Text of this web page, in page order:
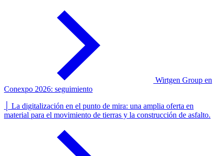
Wirtgen Group en
Conexpo 2026: seguimiento
│ La digitalización en el punto de mira: una amplia oferta en
material para el movimiento de tierras y la construcción de asfalto.